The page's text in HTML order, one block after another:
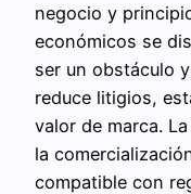
negocio y
económicos se
ser un obstáculo
reduce litigios,
valor de marca.
la
compatible con